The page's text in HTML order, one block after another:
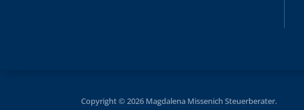
Copyright © 2026 Magdalena Missenich Steuerberater.